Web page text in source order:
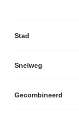
Stad
Snelweg
Gecombineerd